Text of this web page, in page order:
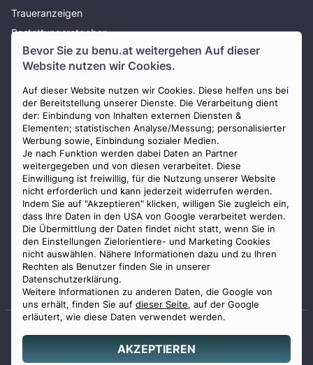
Bevor Sie zu benu.at weitergehen Auf dieser
Website nutzen wir Cookies.
Auf dieser Website nutzen wir Cookies. Diese helfen uns bei
der Bereitstellung unserer Dienste. Die Verarbeitung dient
der: Einbindung von Inhalten externen Diensten &
Elementen; statistischen Analyse/Messung; personalisierter
Werbung sowie, Einbindung sozialer Medien.
Je nach Funktion werden dabei Daten an Partner
weitergegeben und von diesen verarbeitet. Diese
Einwilligung ist freiwillig, für die Nutzung unserer Website
nicht erforderlich und kann jederzeit widerrufen werden.
Indem Sie auf "Akzeptieren" klicken, willigen Sie zugleich ein,
dass Ihre Daten in den USA von Google verarbeitet werden.
Die Übermittlung der Daten findet nicht statt, wenn Sie in
den Einstellungen Zielorientiere- und Marketing Cookies
nicht auswählen. Nähere Informationen dazu und zu Ihren
Rechten als Benutzer finden Sie in unserer
Datenschutzerklärung.
Weitere Informationen zu anderen Daten, die Google von
uns erhält, finden Sie auf dieser Seite, auf der Google
erläutert, wie diese Daten verwendet werden.
AKZEPTIEREN
Traueranzeigen
Bestattungsratgeber
Über uns
Presse
AGB
Impressum
Datenschutz
Widerrufsbelehrung
Zahlungsmöglichkeiten
Staatlich geprüfter
© 2026 Benu GmbH. Alle Rechte vorbehalten.